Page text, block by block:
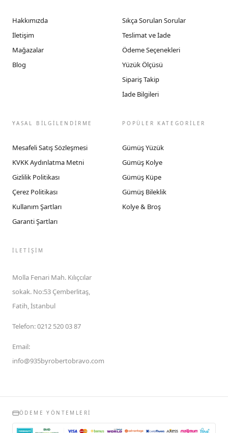
Hakkımızda
İletişim
Mağazalar
Blog
Sıkça Sorulan Sorular
Teslimat ve İade
Ödeme Seçenekleri
Yüzük Ölçüsü
Sipariş Takip
İade Bilgileri
YASAL BİLGİLENDİRME
Mesafeli Satış Sözleşmesi
KVKK Aydınlatma Metni
Gizlilik Politikası
Çerez Politikası
Kullanım Şartları
Garanti Şartları
POPÜLER KATEGORİLER
Gümüş Yüzük
Gümüş Kolye
Gümüş Küpe
Gümüş Bileklik
Kolye & Broş
İLETIŞIM
Molla Fenari Mah. Kılıçcılar
sokak. No:53 Çemberlitaş,
Fatih, İstanbul
Telefon:0212 520 03 87
Email:
info@935byrobertobravo.com
ÖDEME YÖNTEMLERI